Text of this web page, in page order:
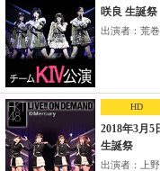
咲良 生誕祭
出演者：荒
HD
2018年3月
生誕祭
出演者：上